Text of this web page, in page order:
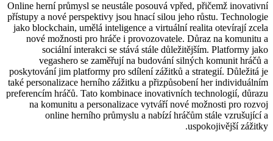
Online herní průmysl se neustále posouvá vpřed, přičemž inovativní
přístupy a nové perspektivy jsou hnací silou jeho růstu. Technologie
jako blockchain, umělá inteligence a virtuální realita otevírají zcela
nové možnosti pro hráče i provozovatele. Důraz na komunitu a
sociální interakci se stává stále důležitějším. Platformy jako
vegashero se zaměřují na budování silných komunit hráčů a
poskytování jim platformy pro sdílení zážitků a strategií. Důležitá je
také personalizace herního zážitku a přizpůsobení her individuálním
preferencím hráčů. Tato kombinace inovativních technologií, důrazu
na komunitu a personalizace vytváří nové možnosti pro rozvoj
online herního průmyslu a nabízí hráčům stále vzrušující a
uspokojivější zážitky.